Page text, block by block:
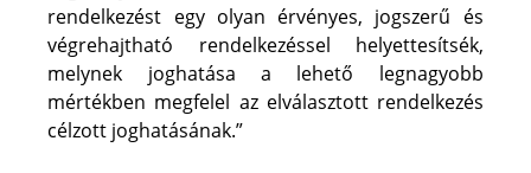
rendelkezést egy olyan érvényes, jogszerű és
végrehajtható rendelkezéssel helyettesítsék,
melynek joghatása a lehető legnagyobb
mértékben megfelel az elválasztott rendelkezés
célzott joghatásának.”